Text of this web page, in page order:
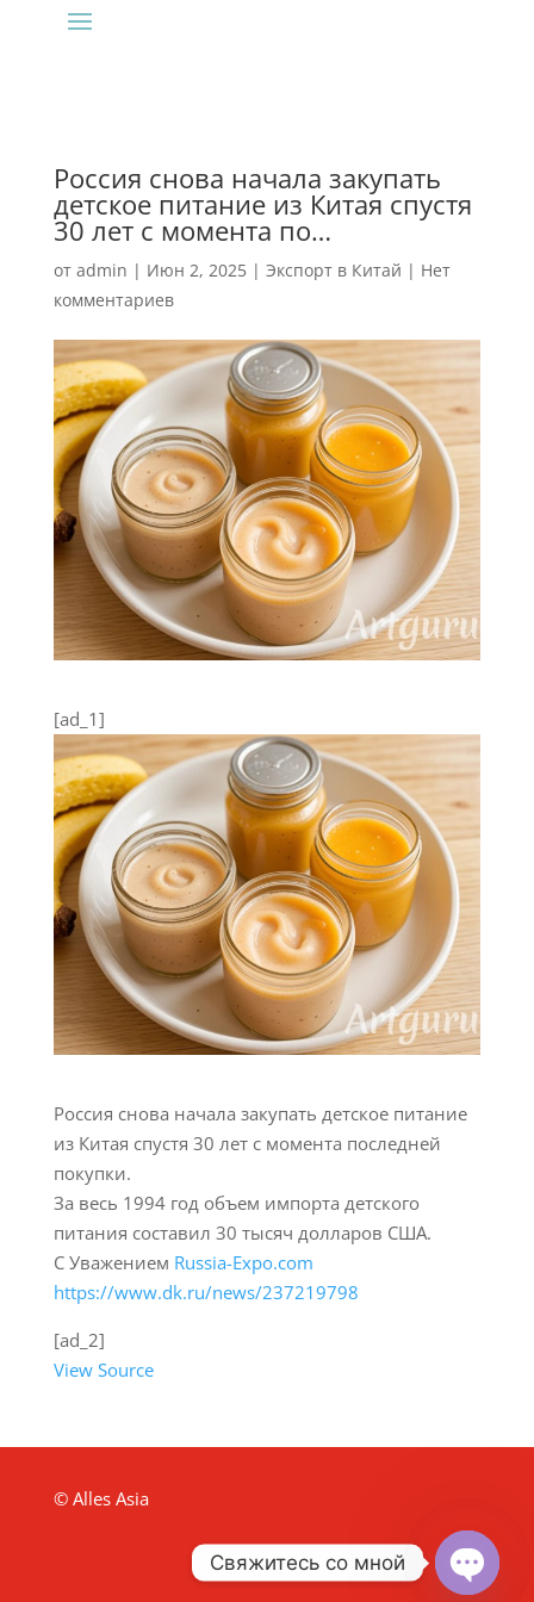
Россия снова начала закупать
детское питание из Китая спустя
30 лет с момента по…
от admin | Июн 2, 2025| Экспорт в Китай | Нет
комментариев
[ad_1]
Россия снова начала закупать детское питание
из Китая спустя 30 лет с момента последней
покупки.
За весь 1994 год объем импорта детского
питания составил 30 тысяч долларов США.
С Уважением Russia-Expo.com
https://www.dk.ru/news/237219798
[ad_2]
View Source
© Alles Asia
Свяжитесь со мной